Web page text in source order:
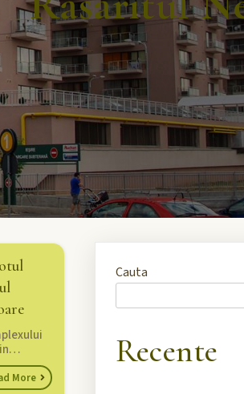
More
Cauta
Recente